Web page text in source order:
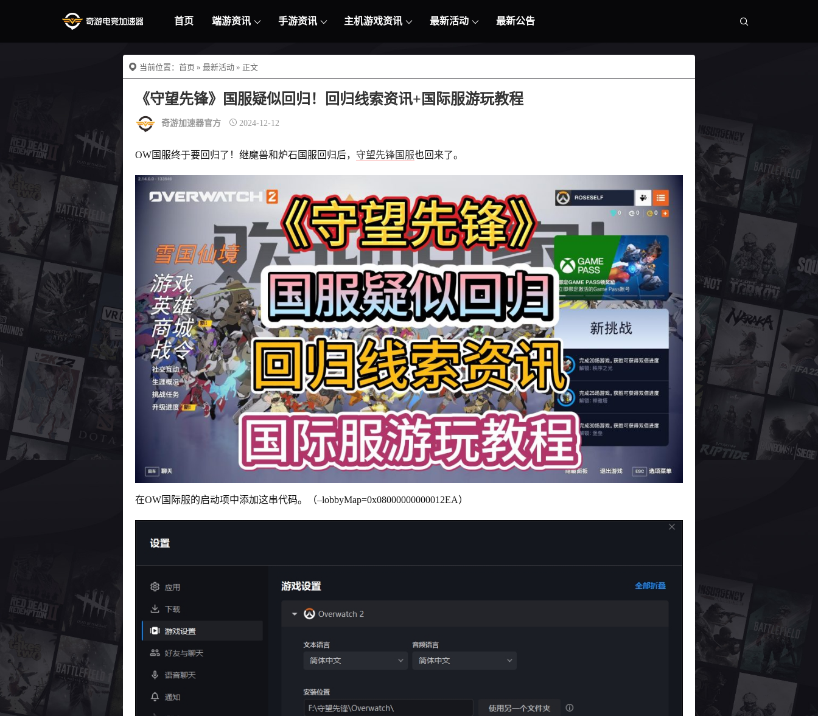
首页 端游资讯 手游资讯 主机游戏资讯 最新活动 最新公告
当前位置： 首页 » 最新活动 » 正文
《守望先锋》国服疑似回归！回归线索资讯+国际服游玩教程
奇游加速器官方 2024-12-12
OW国服终于要回归了！继魔兽和炉石国服回归后， 守望先锋国服也回来了。
在OW国际服的启动项中添加这串代码。（–lobbyMap=0x08000000000012EA）